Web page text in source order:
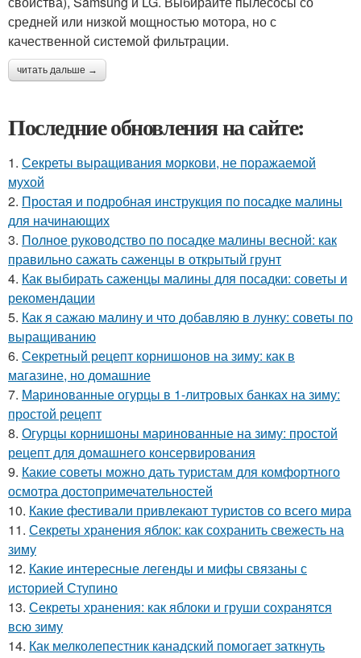
средней или низкой мощностью мотора, но с
качественной системой фильтрации.
читать дальше →
Последние обновления на сайте:
1. Секреты выращивания моркови, не поражаемой
мухой
2. Простая и подробная инструкция по посадке малины
для начинающих
3. Полное руководство по посадке малины весной: как
правильно сажать саженцы в открытый грунт
4. Как выбирать саженцы малины для посадки: советы и
рекомендации
5. Как я сажаю малину и что добавляю в лунку: советы по
выращиванию
6. Секретный рецепт корнишонов на зиму: как в
магазине, но домашние
7. Маринованные огурцы в 1-литровых банках на зиму:
простой рецепт
8. Огурцы корнишоны маринованные на зиму: простой
рецепт для домашнего консервирования
9. Какие советы можно дать туристам для комфортного
осмотра достопримечательностей
10. Какие фестивали привлекают туристов со всего мира
11. Секреты хранения яблок: как сохранить свежесть на
зиму
12. Какие интересные легенды и мифы связаны с
историей Ступино
13. Секреты хранения: как яблоки и груши сохранятся
всю зиму
14. Как мелколепестник канадский помогает заткнуть